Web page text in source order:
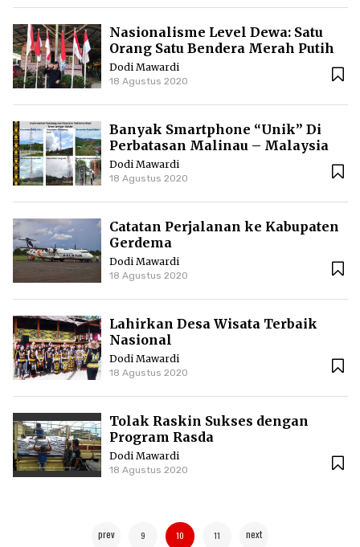
Nasionalisme Level Dewa: Satu
Orang Satu Bendera Merah Putih
Dodi Mawardi
18 Agustus 2020
Banyak Smartphone “Unik” Di
Perbatasan Malinau – Malaysia
Dodi Mawardi
18 Agustus 2020
Catatan Perjalanan ke Kabupaten
Gerdema
Dodi Mawardi
18 Agustus 2020
Lahirkan Desa Wisata Terbaik
Nasional
Dodi Mawardi
18 Agustus 2020
Tolak Raskin Sukses dengan
Program Rasda
Dodi Mawardi
18 Agustus 2020
prev 9 10 11 next